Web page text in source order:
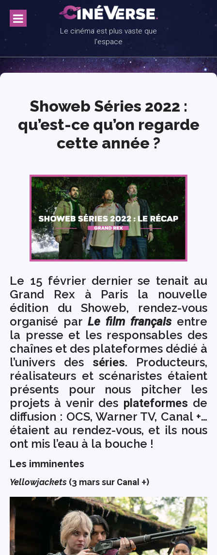
content
Le cinéma est plus vaste que
l'espace
Showeb Séries 2022 :
qu’est-ce qu’on regarde
cette année ?
Le 15 février dernier se tenait au
Grand Rex à Paris la nouvelle
édition du Showeb, rendez-vous
organisé parLe film français entre
la presse et les responsables des
chaînes et des plateformes dédié à
l’univers des séries. Producteurs,
réalisateurs et scénaristes étaient
présents pour nous pitcher les
projets à venir des plateformes de
diffusion : OCS, Warner TV, Canal +…
étaient au rendez-vous, et ils nous
ont mis l’eau à la bouche !
Les imminentes
Yellowjackets (3 mars sur Canal +)